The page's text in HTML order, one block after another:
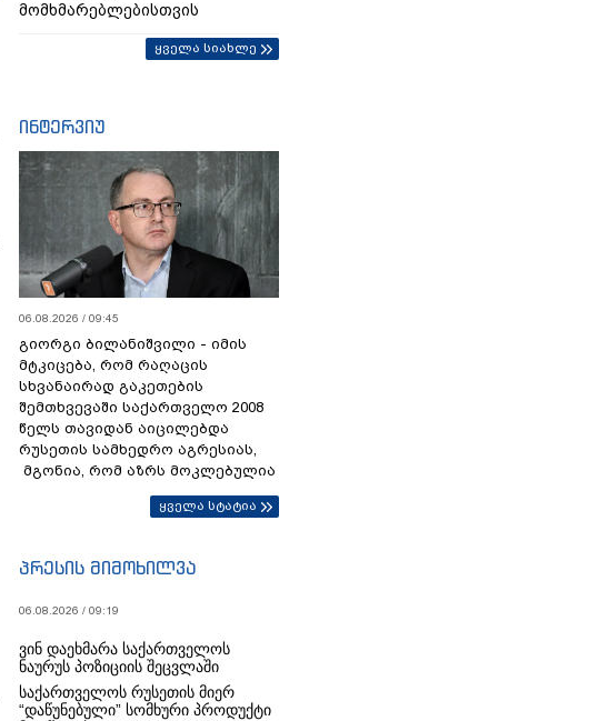
მომხმარებლებისთვის
ყველა სიახლე
ინტერვიუ
06.08.2026 / 09:45
გიორგი ბილანიშვილი - იმის
მტკიცება, რომ რაღაცის
სხვანაირად გაკეთების
შემთხვევაში საქართველო 2008
წელს თავიდან აიცილებდა
რუსეთის სამხედრო აგრესიას,
მგონია, რომ აზრს მოკლებულია
ყველა სტატია
პრესის მიმოხილვა
06.08.2026 / 09:19
ვინ დაეხმარა საქართველოს
ნაურუს პოზიციის შეცვლაში
საქართველოს რუსეთის მიერ
“დაწუნებული” სომხური პროდუქტი